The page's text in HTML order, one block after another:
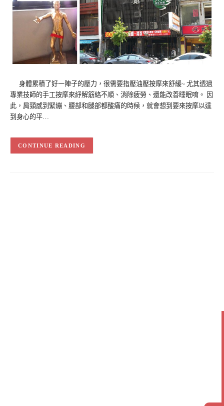
身體累積了好一陣子的壓力，很需要指壓油壓按摩來舒緩~ 尤其透過
專業技師的手工按摩來紓解筋絡不順、消除疲勞、還能改善睡眠唷。 因
此，肩頸感到緊繃、腰部和腿部都酸痛的時候，就會想到要來按摩以達
到身心的平…
CONTINUE READING